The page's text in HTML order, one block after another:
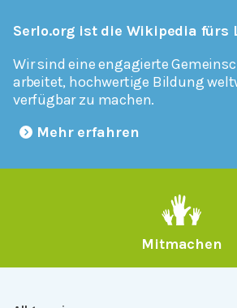
Serlo.org ist die Wikipedia fürs
Wir sind eine engagierte
arbeitet, hochwertige Bildung
verfügbar zu machen.
Mehr erfahren
Mitmachen